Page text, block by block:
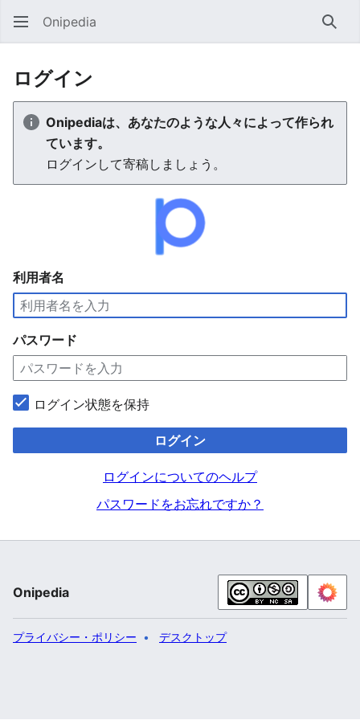
Onipedia 検索
ログイン
Onipediaは、あなたのような人々によって作られ
ています。
ログインして寄稿しましょう。
利用者名
パスワード
ログイン状態を保持
ログイン
ログインについてのヘルプ
パスワードをお忘れですか？
Onipedia
プライバシー・ポリシー デスクトップ